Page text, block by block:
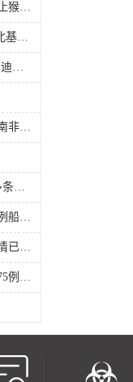
海关总署公告2025年第28号（关于防止猴痘疫情传入我国的公告）
刚果民主共和国伊图里省（Ituri）和北基伍省（Nord-Kivu）的埃博拉·本迪布乔病毒病（2026-08-04）
刚果民主共和国和乌干达的埃博拉·本迪布乔病毒病（2026-08-04）
研究预测气候改变非洲疟疾分布：东南非风险上升，部分西非地区风险下降
8月新规速览：多国入境政策调整，多条国际航线加密
刚果（金）拦截涉埃博拉疑似死亡病例船只疫情已波及五省
印度古吉拉特邦暴发金迪普拉病毒疫情已致22名儿童死亡
乍得首都恩贾梅纳暴发霍乱疫情累计75例确诊8人死亡（2026-08-05）